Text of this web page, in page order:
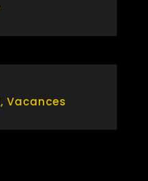
, Vacances